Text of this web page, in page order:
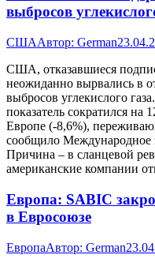
выбросов
СШААвтор: German
США, отказавшиеся
неожиданно вырвались в
выбросов углекислого
показатель сократился на
Европе (-8,6%),
сообщило Международное
Причина – в сланцевой
американские компании
Европа: SABIC
в Евросоюзе
ЕвропаАвтор: German